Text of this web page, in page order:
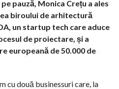
pauză, Monica Crețu a ales
biroului de arhitectură
un startup tech care aduce
de proiectare, și a
europeană de 50.000 de
cu două businessuri care, la